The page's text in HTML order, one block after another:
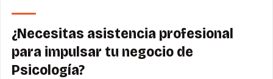
¿Necesitas asistencia profesional
para impulsar tu negocio de
Psicología?